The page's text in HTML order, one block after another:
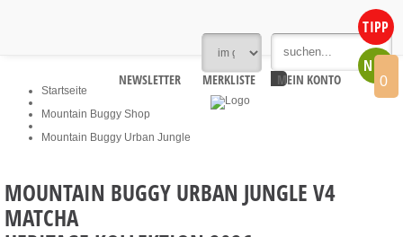
NEWSLETTER MERKLISTE MEIN KONTO 0
Startseite
Mountain Buggy Shop
Mountain Buggy Urban Jungle
MOUNTAIN BUGGY URBAN JUNGLE V4
MATCHA
TIPP
NEU